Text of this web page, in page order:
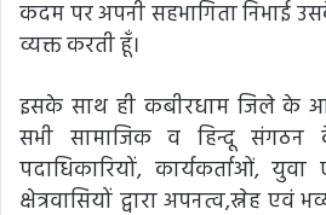
कदम पर अपनी सहभागिता निभाई
व्यक्त करती हूँ।
इसके साथ ही कबीरधाम जिले के
सभी सामाजिक व हिन्दू
पदाधिकारियों, कार्यकर्ताओं,
क्षेत्रवासियों द्वारा अपनत्व,स्नेह